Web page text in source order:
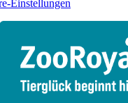
Einstellungen